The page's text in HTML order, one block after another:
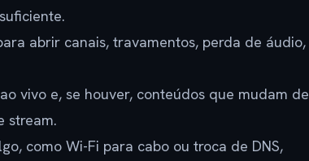
abrir canais, travamentos, perda de áudio,
vivo e, se houver, conteúdos que mudam de
stream.
como Wi-Fi para cabo ou troca de DNS,